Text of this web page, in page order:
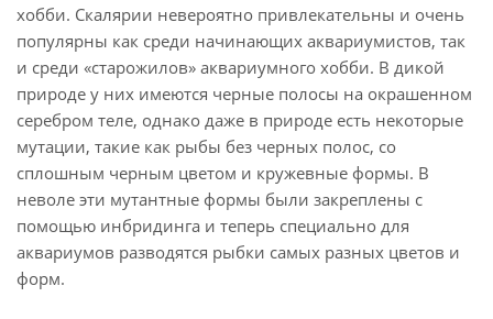
хобби. Скалярии невероятно привлекательны и очень
популярны как среди начинающих аквариумистов, так
и среди «старожилов» аквариумного хобби. В дикой
природе у них имеются черные полосы на окрашенном
серебром теле, однако даже в природе есть некоторые
мутации, такие как рыбы без черных полос, со
сплошным черным цветом и кружевные формы. В
неволе эти мутантные формы были закреплены с
помощью инбридинга и теперь специально для
аквариумов разводятся рыбки самых разных цветов и
форм.